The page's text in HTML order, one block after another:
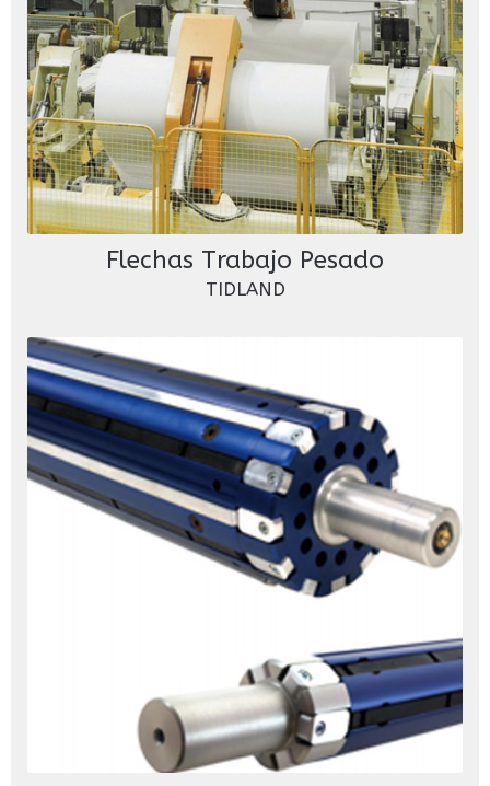
Flechas Trabajo Pesado
TIDLAND